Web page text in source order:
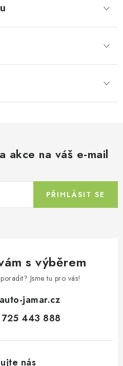
akce na váš e-mail
PŘIHLÁSIT SE
s výběrem
Jsme tu pro vás!
auto-jamar.cz
443 888